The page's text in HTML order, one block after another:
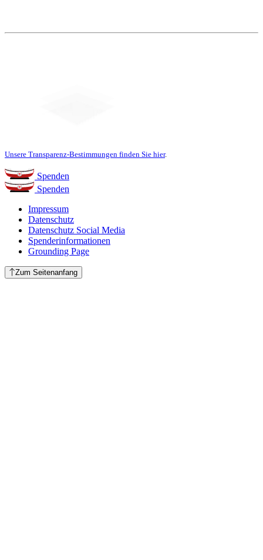
Unsere Transparenz-Bestimmungen finden Sie hier.
Spenden
Spenden
Impressum
Datenschutz
Datenschutz Social Media
Spenderinformationen
Grounding Page
Zum Seitenanfang